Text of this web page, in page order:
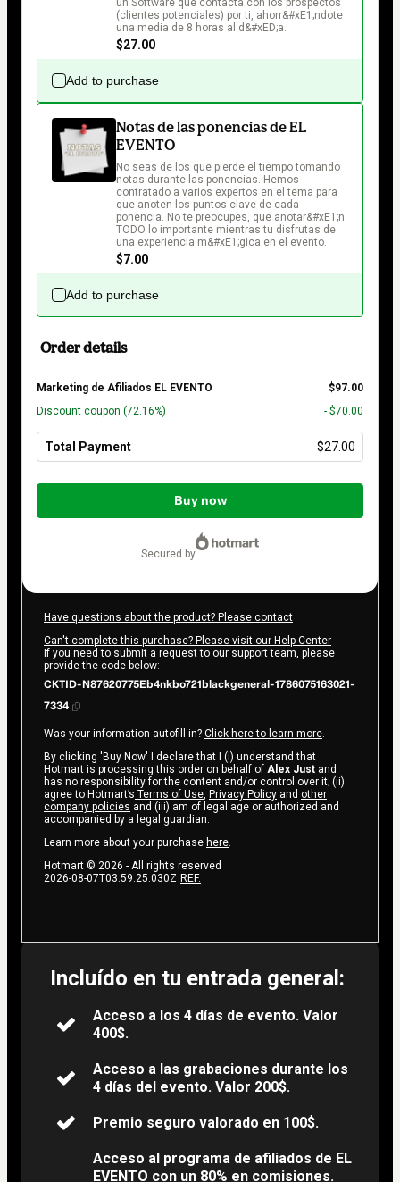
un Software que contacta con los prospectos
(clientes potenciales) por ti, ahorr&#xE1;ndote
una media de 8 horas al d&#xED;a.
$27.00
Add to purchase
Notas de las ponencias de EL
EVENTO
No seas de los que pierde el tiempo tomando
notas durante las ponencias. Hemos
contratado a varios expertos en el tema para
que anoten los puntos clave de cada
ponencia. No te preocupes, que anotar&#xE1;n
TODO lo importante mientras tu disfrutas de
una experiencia m&#xE1;gica en el evento.
$7.00
Add to purchase
Order details
Marketing de Afiliados EL EVENTO
$97.00
Discount coupon (72.16%) - $70.00
Total Payment $27.00
Total
$27.00
Buy now
secured by
Have questions about the product? Please contact
Can't complete this purchase? Please visit our Help Center
If you need to submit a request to our support team, please
provide the code below:
CKTID-N87620775Eb4nkbo721blackgeneral-1786075163021-
7334
Was your information autofill in? Click here to learn more.
By clicking 'Buy Now' I declare that I (i) understand that
Hotmart is processing this order on behalf of Alex Just and
has no responsibility for the content and/or control over it; (ii)
agree to Hotmart’s Terms of Use, Privacy Policy and other
company policies and (iii) am of legal age or authorized and
accompanied by a legal guardian.
Learn more about your purchase here.
Hotmart © 2026 - All rights reserved
2026-08-07T03:59:25.030Z REF.
Incluído en tu entrada general:
​​Acceso a los 4 días de evento. Valor
400$.
​​Acceso a las grabaciones durante los
4 días del evento. Valor 200$.
Premio seguro valorado en 100$.
Acceso al programa de afiliados de EL
EVENTO con un 80% en comisiones.